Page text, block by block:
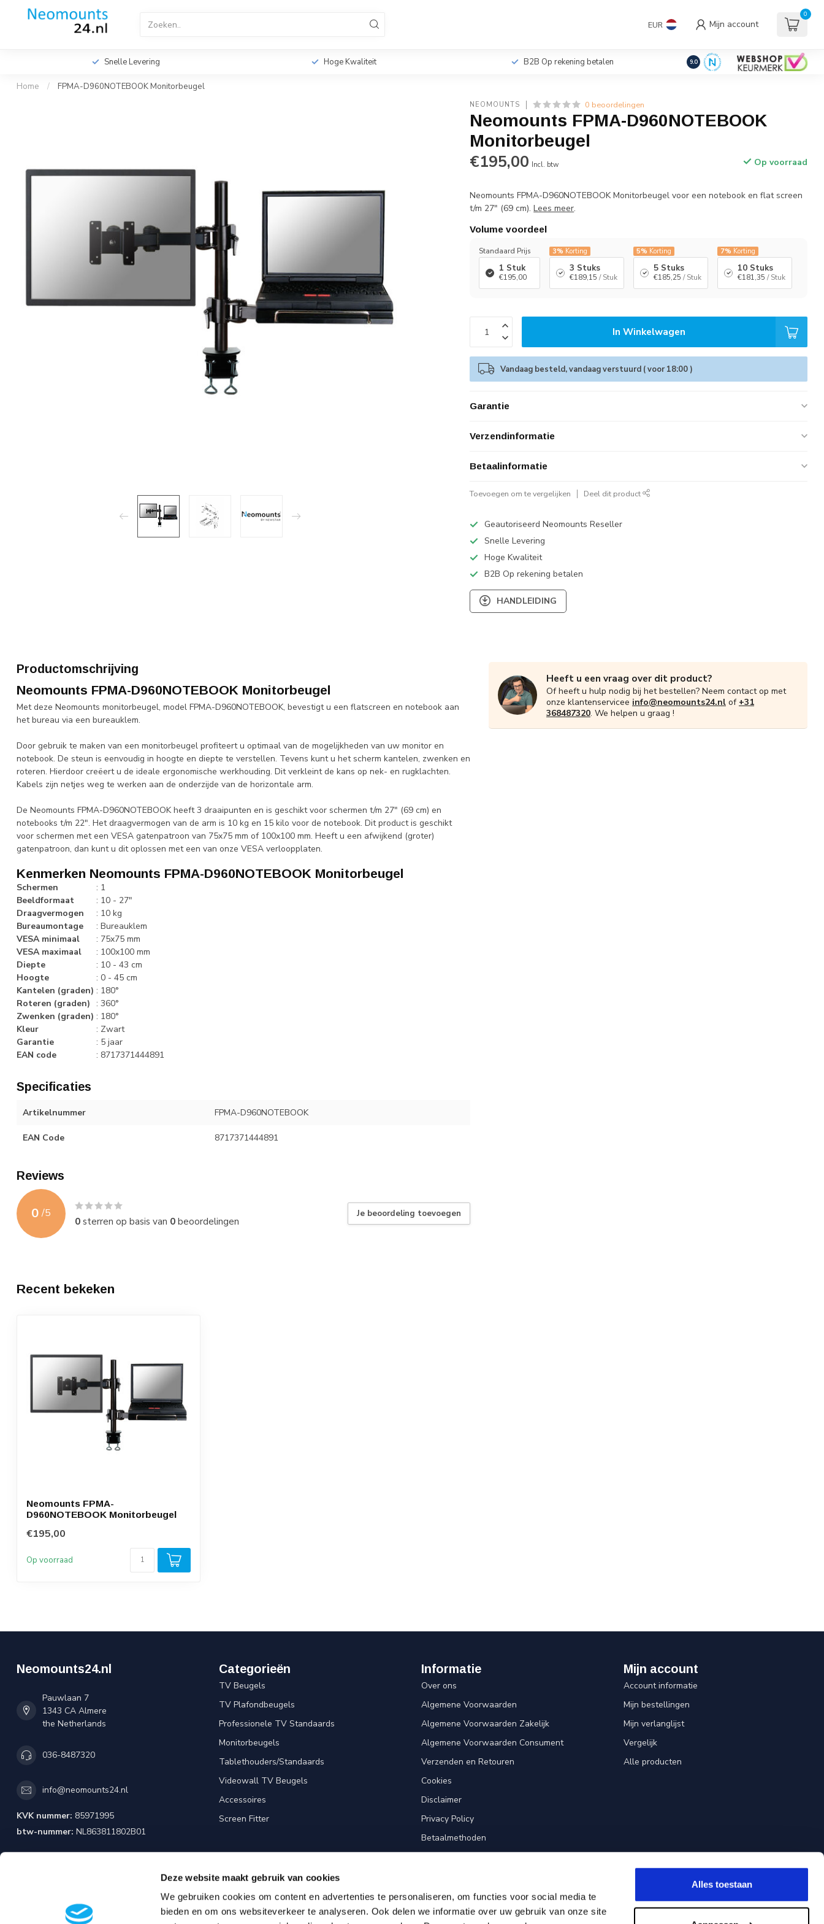
Deze website maakt gebruik van cookies
We gebruiken cookies om content en advertenties te personaliseren, om functies voor social media te
bieden en om ons websiteverkeer te analyseren. Ook delen we informatie over uw gebruik van onze site
Alles toestaan
EUR Mijn account
0
Home TV Beugels
Videowall TV Beugels
€Incl. btw
Snelle Levering Hoge Kwaliteit B2B Op rekening betalen 9.0
Home / FPMA-D960NOTEBOOK Monitorbeugel
NEOMOUNTS 0 beoordelingen
Neomounts FPMA-D960NOTEBOOK
Monitorbeugel
€195,00 Incl. btw Op voorraad
Neomounts FPMA-D960NOTEBOOK Monitorbeugel voor een notebook en flat screen
t/m 27" (69 cm).Lees meer.
Volume voordeel
Standaard Prijs
1 Stuk
€195,00
3% Korting
3 Stuks
€189,15 / Stuk
5% Korting
5 Stuks
€185,25 / Stuk
7% Korting
10 Stuks
€181,35 / Stuk
In Winkelwagen
Vandaag besteld, vandaag verstuurd ( voor 18:00 )
Garantie
Verzendinformatie
Betaalinformatie
Toevoegen om te vergelijken Deel dit product
Geautoriseerd Neomounts Reseller
Snelle Levering
Hoge Kwaliteit
B2B Op rekening betalen
HANDLEIDING
Productomschrijving
Neomounts FPMA-D960NOTEBOOK Monitorbeugel
Met deze Neomounts monitorbeugel, model FPMA-D960NOTEBOOK, bevestigt u een flatscreen en notebook aan
het bureau via een bureauklem.
Door gebruik te maken van een monitorbeugel profiteert u optimaal van de mogelijkheden van uw monitor en
notebook. De steun is eenvoudig in hoogte en diepte te verstellen. Tevens kunt u het scherm kantelen, zwenken en
roteren. Hierdoor creëert u de ideale ergonomische werkhouding. Dit verkleint de kans op nek- en rugklachten.
Kabels zijn netjes weg te werken aan de onderzijde van de horizontale arm.
De Neomounts FPMA-D960NOTEBOOK heeft 3 draaipunten en is geschikt voor schermen t/m 27" (69 cm) en
notebooks t/m 22". Het draagvermogen van de arm is 10 kg en 15 kilo voor de notebook. Dit product is geschikt
voor schermen met een VESA gatenpatroon van 75x75 mm of 100x100 mm. Heeft u een afwijkend (groter)
gatenpatroon, dan kunt u dit oplossen met een van onze VESA verloopplaten.
Kenmerken Neomounts FPMA-D960NOTEBOOK Monitorbeugel
Schermen : 1
Beeldformaat
: 10 - 27"
Draagvermogen
: 10 kg
Bureaumontage
: Bureauklem
VESA minimaal
: 75x75 mm
VESA maximaal
: 100x100 mm
Diepte
: 10 - 43 cm
Hoogte
: 0 - 45 cm
Kantelen (graden) : 180°
Roteren (graden) : 360°
Zwenken (graden) : 180°
Kleur
: Zwart
Garantie
: 5 jaar
EAN code
: 8717371444891
Specificaties
Artikelnummer FPMA-D960NOTEBOOK
EAN Code 8717371444891
Reviews
0 /5
0sterren op basis van 0beoordelingen
Je beoordeling toevoegen
Heeft u een vraag over dit product?
Of heeft u hulp nodig bij het bestellen? Neem contact op met
onze klantenservicee info@neomounts24.nl of +31
368487320. We helpen u graag !
Recent bekeken
Neomounts FPMA-
D960NOTEBOOK Monitorbeugel
€195,00
Op voorraad
Neomounts24.nl
Pauwlaan 7
1343 CA Almere
the Netherlands
036-8487320
info@neomounts24.nl
KVK nummer: 85971995
btw-nummer: NL863811802B01
Categorieën
TV Beugels
TV Plafondbeugels
Professionele TV Standaards
Monitorbeugels
Tablethouders/Standaards
Videowall TV Beugels
Accessoires
Screen Fitter
Informatie
Over ons
Algemene Voorwaarden
Algemene Voorwaarden Zakelijk
Algemene Voorwaarden Consument
Verzenden en Retouren
Cookies
Disclaimer
Privacy Policy
Betaalmethoden
Screen Fitter
Mijn account
Account informatie
Mijn bestellingen
Mijn verlanglijst
Vergelijk
Alle producten